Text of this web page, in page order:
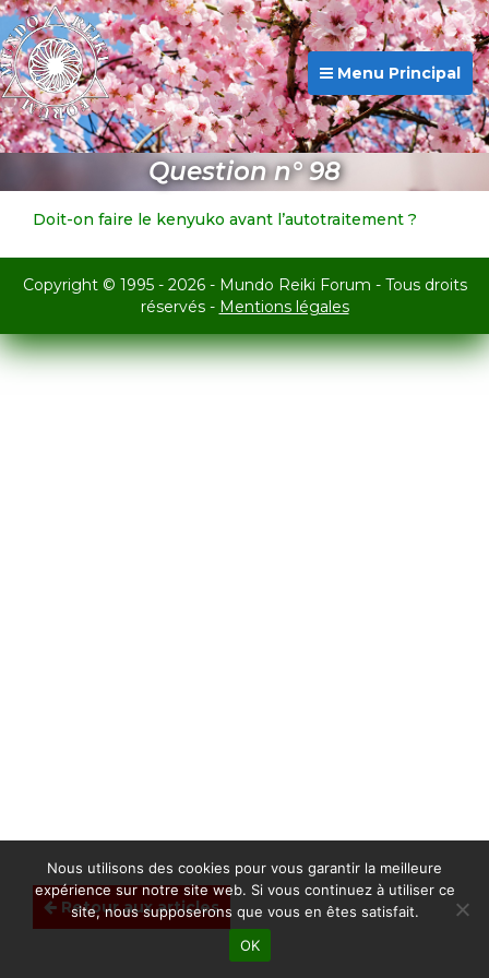
Menu Principal
Question n° 98
Retour aux articles
Doit-on faire le kenyuko avant l’autotraitement ?
Copyright © 1995 - 2026 - Mundo Reiki Forum - Tous droits
réservés - Mentions légales
Nous utilisons des cookies pour vous garantir la meilleure
expérience sur notre site web. Si vous continuez à utiliser ce
site, nous supposerons que vous en êtes satisfait.
OK